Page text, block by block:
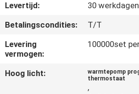
VERZOEK
OM
EEN
CITAAT
Levertijd:
30 werkdagen
Betalingscondities:
T/T
Levering
vermogen:
100000set
Hoog licht:
warmtepomp
thermostaat
,